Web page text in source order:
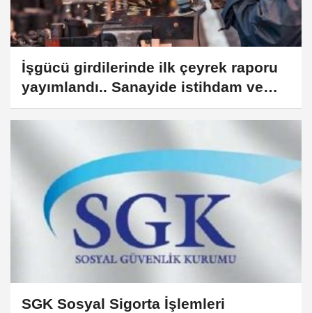
İşgücü girdilerinde ilk çeyrek raporu
yayımlandı.. Sanayide istihdam ve
çalışma saatleri geriledi
SGK Sosyal Sigorta İşlemleri